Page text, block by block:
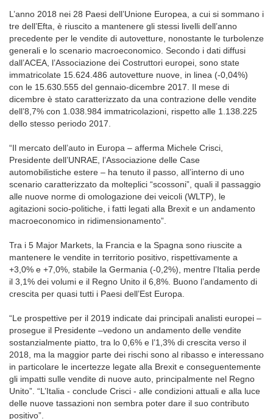
L’anno 2018 nei 28 Paesi dell’Unione Europea, a cui si sommano i
tre dell’Efta, è riuscito a mantenere gli stessi livelli dell’anno
precedente per le vendite di autovetture, nonostante le turbolenze
generali e lo scenario macroeconomico. Secondo i dati diffusi
dall’ACEA, l’Associazione dei Costruttori europei, sono state
immatricolate 15.624.486 autovetture nuove, in linea (-0,04%)
con le 15.630.555 del gennaio-dicembre 2017. Il mese di
dicembre è stato caratterizzato da una contrazione delle vendite
dell’8,7% con 1.038.984 immatricolazioni, rispetto alle 1.138.225
dello stesso periodo 2017.
“Il mercato dell’auto in Europa – afferma Michele Crisci,
Presidente dell’UNRAE, l’Associazione delle Case
automobilistiche estere – ha tenuto il passo, all’interno di uno
scenario caratterizzato da molteplici “scossoni”, quali il passaggio
alle nuove norme di omologazione dei veicoli (WLTP), le
agitazioni socio-politiche, i fatti legati alla Brexit e un andamento
macroeconomico in ridimensionamento”.
Tra i 5 Major Markets, la Francia e la Spagna sono riuscite a
mantenere le vendite in territorio positivo, rispettivamente a
+3,0% e +7,0%, stabile la Germania (-0,2%), mentre l’Italia perde
il 3,1% dei volumi e il Regno Unito il 6,8%. Buono l’andamento di
crescita per quasi tutti i Paesi dell’Est Europa.
“Le prospettive per il 2019 indicate dai principali analisti europei –
prosegue il Presidente –vedono un andamento delle vendite
sostanzialmente piatto, tra lo 0,6% e l’1,3% di crescita verso il
2018, ma la maggior parte dei rischi sono al ribasso e interessano
in particolare le incertezze legate alla Brexit e conseguentemente
gli impatti sulle vendite di nuove auto, principalmente nel Regno
Unito”. “L’Italia - conclude Crisci - alle condizioni attuali e alla luce
delle nuove tassazioni non sembra poter dare il suo contributo
positivo”.